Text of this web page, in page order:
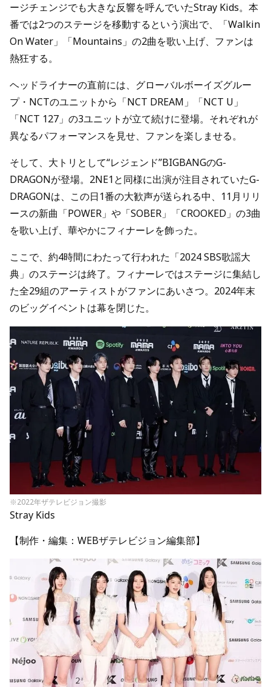
ージチェンジでも大きな反響を呼んでいたStray Kids。本
番では2つのステージを移動するという演出で、「Walkin
On Water」「Mountains」の2曲を歌い上げ、ファンは
熱狂する。
ヘッドライナーの直前には、グローバルボーイズグルー
プ・NCTのユニットから「NCT DREAM」「NCT U」
「NCT 127」の3ユニットが立て続けに登場。それぞれが
異なるパフォーマンスを見せ、ファンを楽しませる。
そして、大トリとして“レジェンド”BIGBANGのG-
DRAGONが登場。2NE1と同様に出演が注目されていたG-
DRAGONは、この日1番の大歓声が送られる中、11月リリ
ースの新曲「POWER」や「SOBER」「CROOKED」の3曲
を歌い上げ、華やかにフィナーレを飾った。
ここで、約4時間にわたって行われた「2024 SBS歌謡大
典」のステージは終了。フィナーレではステージに集結し
た全29組のアーティストがファンにあいさつ。2024年末
のビッグイベントは幕を閉じた。
※2022年ザテレビジョン撮影
Stray Kids
【制作・編集：WEBザテレビジョン編集部】